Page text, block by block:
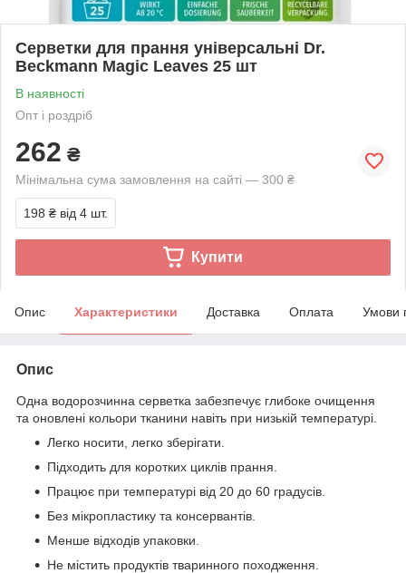
Серветки для прання універсальні Dr.
Beckmann Magic Leaves 25 шт
В наявності
Опт і роздріб
262 ₴
Мінімальна сума замовлення на сайті — 300 ₴
198 ₴ від 4 шт.
Купити
Опис Характеристики Доставка Оплата Умови
Опис
Одна водорозчинна серветка забезпечує глибоке очищення
та оновлені кольори тканини навіть при низькій температурі.
Легко носити, легко зберігати.
Підходить для коротких циклів прання.
Працює при температурі від 20 до 60 градусів.
Без мікропластику та консервантів.
Менше відходів упаковки.
Не містить продуктів тваринного походження.